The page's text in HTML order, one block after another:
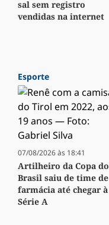
sal sem registro
vendidas na internet
Esporte
07/08/2026 às 18:41
Artilheiro da Copa do
Brasil saiu de time de
farmácia até chegar à
Série A